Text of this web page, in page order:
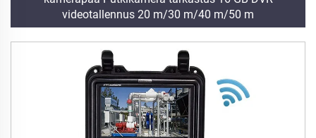
videotallennus 20 m/30 m/40 m/50 m